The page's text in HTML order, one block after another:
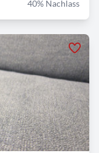
40% Nachlass